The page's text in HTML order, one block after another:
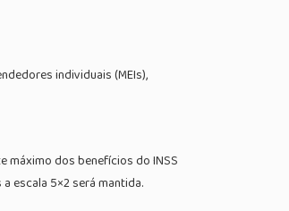
individuais (MEIs),
máximo dos benefícios do INSS
escala 5×2 será mantida.